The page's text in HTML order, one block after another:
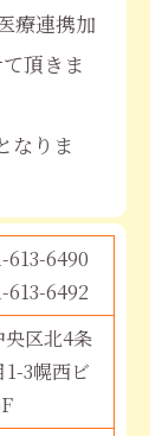
療連携加
頂きま
なりま
613-6490
613-6492
央区北4条
1-3幌西ビ